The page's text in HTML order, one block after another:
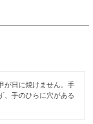
が日に焼けません。手
、手のひらに穴がある